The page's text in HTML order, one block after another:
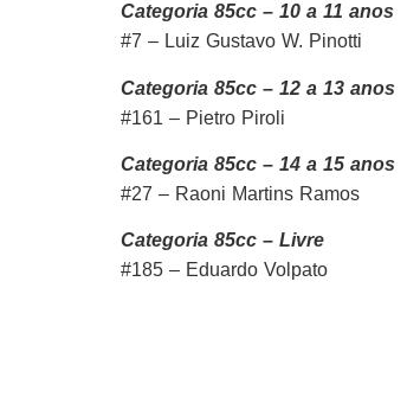
Categoria 85cc – 10 a 11 anos
#7 – Luiz Gustavo W. Pinotti
Categoria 85cc – 12 a 13 anos
#161 – Pietro Piroli
Categoria 85cc – 14 a 15 anos
#27 – Raoni Martins Ramos
Categoria 85cc – Livre
#185 – Eduardo Volpato